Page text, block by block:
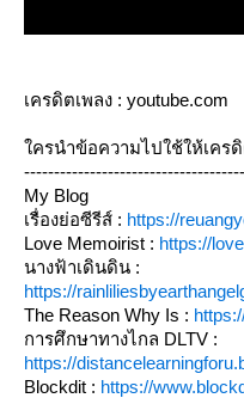
เครดิตเพลง : youtube.com
ใครนำข้อความไปใช้ให้เคร
My Blog
เรื่องย่อซีรีส์ : https://
Love Memoirist : https://
นางฟ้าเดินดิน :
https://
The Reason Why Is :
การศึกษาทางไกล DLTV :
https://
Blockdit : https://